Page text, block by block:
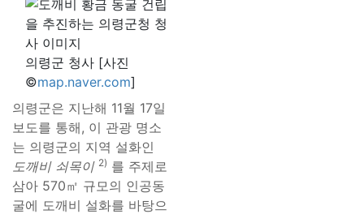
의령군 청사 [사진
©map.naver.com]
의령군은 지난해 11월 17일
보도를 통해, 이 관광 명소
는 의령군의 지역 설화인
도깨비 쇠목이 2) 를 주제로
삼아 570㎡ 규모의 인공동
굴에 도깨비 설화를 바탕으